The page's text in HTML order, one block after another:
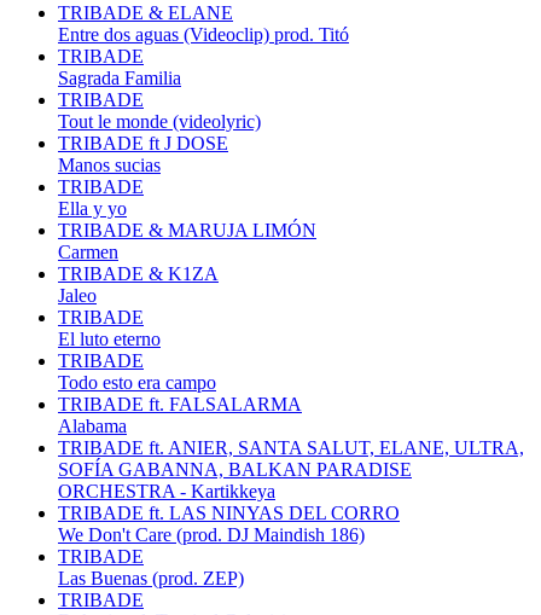
TRIBADE & ELANE
Entre dos aguas (Videoclip) prod. Titó
TRIBADE
Sagrada Familia
TRIBADE
Tout le monde (videolyric)
TRIBADE ft J DOSE
Manos sucias
TRIBADE
Ella y yo
TRIBADE & MARUJA LIMÓN
Carmen
TRIBADE & K1ZA
Jaleo
TRIBADE
El luto eterno
TRIBADE
Todo esto era campo
TRIBADE ft. FALSALARMA
Alabama
TRIBADE ft. ANIER, SANTA SALUT, ELANE, ULTRA,
SOFÍA GABANNA, BALKAN PARADISE
ORCHESTRA - Kartikkeya
TRIBADE ft. LAS NINYAS DEL CORRO
We Don't Care (prod. DJ Maindish 186)
TRIBADE
Las Buenas (prod. ZEP)
TRIBADE